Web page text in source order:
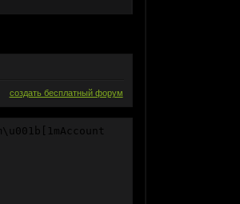
создать бесплатный форум